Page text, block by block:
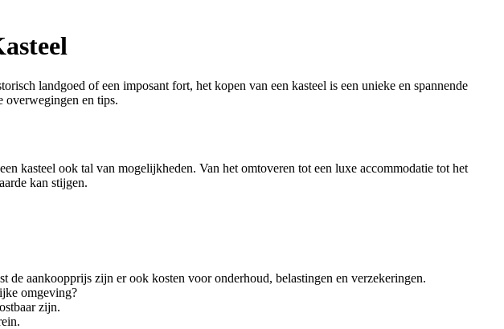
landgoed of een imposant fort, het kopen van een kasteel is een unieke en spannende
overwegingen en tips.
kasteel ook tal van mogelijkheden. Van het omtoveren tot een luxe accommodatie tot het
kan stijgen.
de aankoopprijs zijn er ook kosten voor onderhoud, belastingen en verzekeringen.
omgeving?
zijn.